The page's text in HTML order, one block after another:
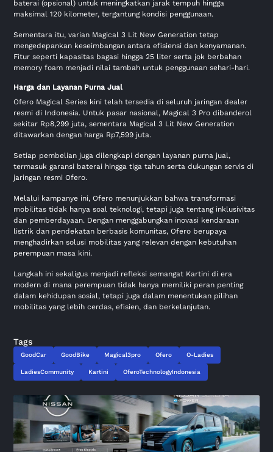
baterai (opsional) untuk meningkatkan jarak tempuh hingga
maksimal 120 kilometer, tergantung kondisi penggunaan.
Sementara itu, varian Magical 3 Lit New Generation tetap
mengedepankan keseimbangan antara efisiensi dan kenyamanan.
Fitur seperti kapasitas bagasi hingga 25 liter serta jok berbahan
memory foam menjadi nilai tambah untuk penggunaan sehari-hari.
Harga dan Layanan Purna Jual
Ofero Magical Series kini telah tersedia di seluruh jaringan dealer
resmi di Indonesia. Untuk pasar nasional, Magical 3 Pro dibanderol
sekitar Rp8,299 juta, sementara Magical 3 Lit New Generation
ditawarkan dengan harga Rp7,599 juta.
Setiap pembelian juga dilengkapi dengan layanan purna jual,
termasuk garansi baterai hingga tiga tahun serta dukungan servis di
jaringan resmi Ofero.
Melalui kampanye ini, Ofero menunjukkan bahwa transformasi
mobilitas tidak hanya soal teknologi, tetapi juga tentang inklusivitas
dan pemberdayaan. Dengan menggabungkan inovasi kendaraan
listrik dan pendekatan berbasis komunitas, Ofero berupaya
menghadirkan solusi mobilitas yang relevan dengan kebutuhan
perempuan masa kini.
Langkah ini sekaligus menjadi refleksi semangat Kartini di era
modern di mana perempuan tidak hanya memiliki peran penting
dalam kehidupan sosial, tetapi juga dalam menentukan pilihan
mobilitas yang lebih cerdas, efisien, dan berkelanjutan.
Tags
GoodCar GoodBike Magical3pro Ofero O-Ladies
LadiesCommunity Kartini OferoTechnologyIndonesia